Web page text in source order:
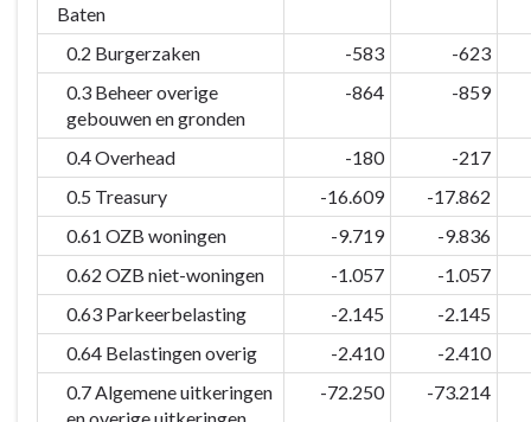
Baten
0.2 Burgerzaken
-583
-623
0.3 Beheer overige
gebouwen en gronden
-864 -859
0.4 Overhead -180
-217
0.5 Treasury
-16.609
-17.862
0.61 OZB woningen
-9.719
-9.836
0.62 OZB niet-woningen
-1.057
-1.057
0.63 Parkeerbelasting
-2.145
-2.145
0.64 Belastingen overig
-2.410
-2.410
0.7 Algemene uitkeringen
-72.250 -73.214